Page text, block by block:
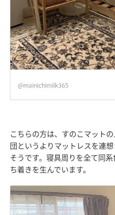
@mainichimilk365
こちらの方は、すのこマット
団というよりマットレスを連
そうです。寝具周りを全て同
ち着きを生んでいます。